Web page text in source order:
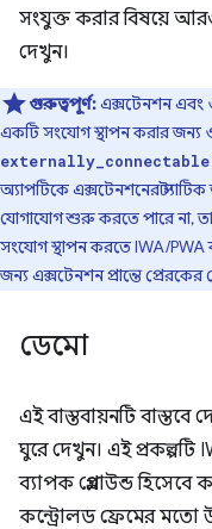
সংযুক্ত করার বিষয়ে
দেখুন।
গুরুত্বপূর্ণ:এক্সটেনশন এবং
একটি সংযোগ স্থাপন করার জন্য
externally_connectable
অ্যাপটিকে এক্সটেনশনের
যোগাযোগ শুরু করতে পারে না,
সংযোগ স্থাপন করতে IWA/PWA
জন্য এক্সটেনশন প্রান্তে
ডেমো
এই বাস্তবায়নটি বাস্তবে
ঘুরে দেখুন। এই প্রকল্পটি
ব্যাপক প্লেগ্রাউন্ড
কন্ট্রোলড ফ্রেমের মতো